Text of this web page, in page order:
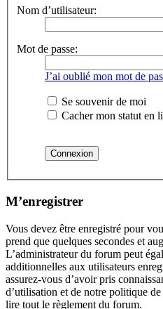
Nom d’utilisateur:
Mot de passe:
J’ai oublié mon mot de
Se souvenir de moi
Cacher mon statut en
M’enregistrer
Vous devez être enregistré pour
prend que quelques secondes et
L’administrateur du forum peut
additionnelles aux utilisateurs
assurez-vous d’avoir pris
d’utilisation et de notre politique
lire tout le règlement du forum.